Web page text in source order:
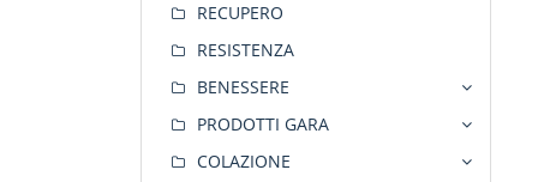
RECUPERO
RESISTENZA
BENESSERE
PRODOTTI GARA
COLAZIONE